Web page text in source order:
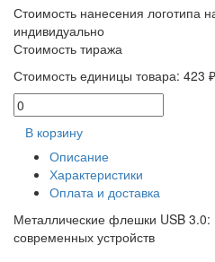
Стоимость нанесения логотипа
индивидуально
Стоимость тиража
Стоимость единицы товара: 423
В корзину
Описание
Характеристики
Оплата и доставка
Металлические флешки USB
современных устройств